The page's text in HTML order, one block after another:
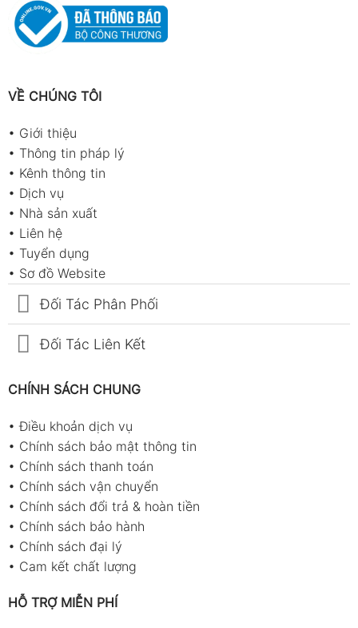
VỀ CHÚNG TÔI
• Giới thiệu
• Thông tin pháp lý
• Kênh thông tin
• Dịch vụ
• Nhà sản xuất
• Liên hệ
• Tuyển dụng
• Sơ đồ Website
Đối Tác Phân Phối
Đối Tác Liên Kết
CHÍNH SÁCH CHUNG
•Điều khoản dịch vụ
• Chính sách bảo mật thông tin
• Chính sách thanh toán
• Chính sách vận chuyển
• Chính sách đổi trả & hoàn tiền
• Chính sách bảo hành
• Chính sách đại lý
• Cam kết chất lượng
HỖ TRỢ MIỄN PHÍ